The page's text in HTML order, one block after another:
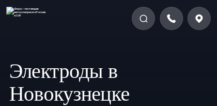
Электроды в
Новокузнецке